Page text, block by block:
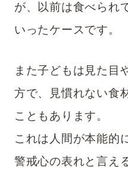
が、以前は食べられ
いったケースです。
また子どもは見た目
方で、見慣れない食
こともあります。
これは人間が本能的
警戒心の表れと言え